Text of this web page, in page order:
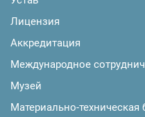
Лицензия
Аккредитация
Международное
Музей
Материально-техническая